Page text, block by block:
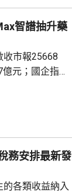
，業主買家均轉
智譜抽升藥
收市報25668
元；國企指數
近1成，報
易創新(0398...
務安排最新發
的各類收益納入